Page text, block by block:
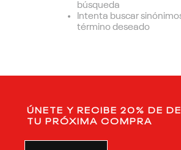
búsqueda
Intenta buscar
término deseado
ÚNETE Y RECIBE 20% DE
TU PRÓXIMA COMPRA